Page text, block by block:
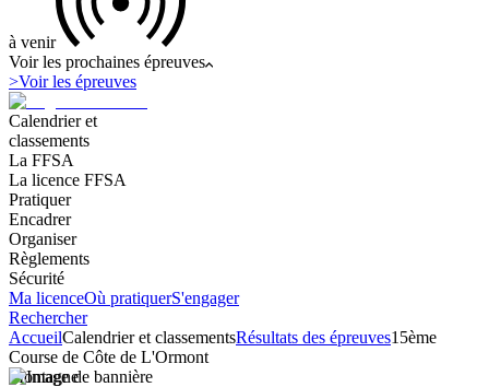
à venir
Voir les prochaines épreuves
>Voir les épreuves
Calendrier et
classements
La FFSA
La licence FFSA
Pratiquer
Encadrer
Organiser
Règlements
Sécurité
Ma licenceOù pratiquerS'engager
Rechercher
AccueilCalendrier et classementsRésultats des épreuves15ème
Course de Côte de L'Ormont
Montagne